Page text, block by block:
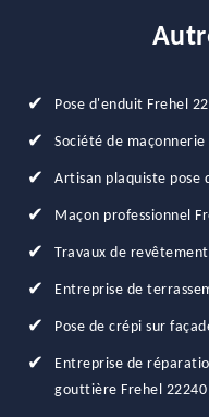
Pose d'enduit Frehel
Société de maçonnerie
Artisan plaquiste pose
Maçon professionnel
Travaux de
Entreprise de
Pose de crépi sur
Entreprise de
gouttière Frehel 22240